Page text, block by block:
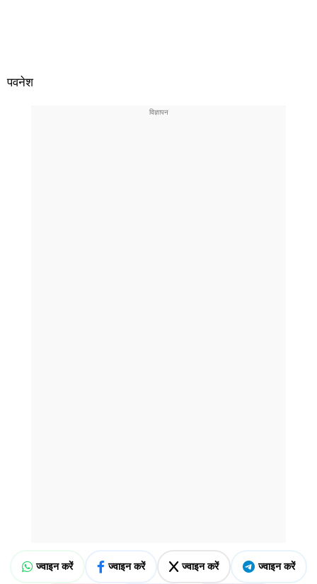
पवनेश
ज्वाइन करें ज्वाइन करें ज्वाइन करें ज्वाइन करें